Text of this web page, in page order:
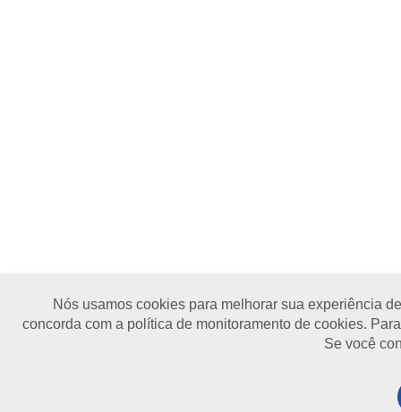
Nós usamos cookies para melhorar sua experiência
concorda com a política de monitoramento de cookies.
Se você